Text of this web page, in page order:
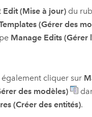
Edit (Mise à jour)du
(Gérer des
Manage Edits (Gérer
également cliquer sur
des modèles)
(Créer des entités).